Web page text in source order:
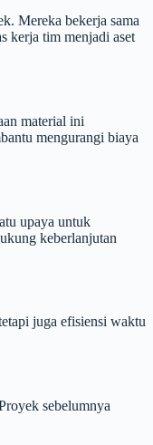
Mereka bekerja sama
kerja tim menjadi aset
material ini
mengurangi biaya
upaya untuk
keberlanjutan
juga efisiensi waktu
sebelumnya